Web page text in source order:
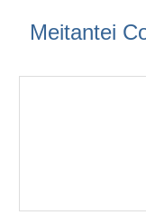
Meitantei